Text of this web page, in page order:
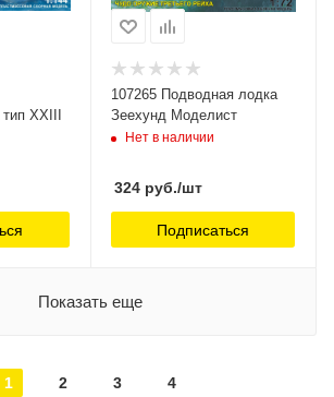
XXIII
107265 Подводная лодка
Зеехунд Моделист
Нет в наличии
324руб./шт
Подписаться
Показать еще
1 2 3 4